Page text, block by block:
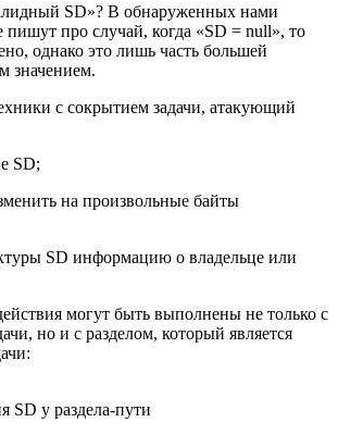
SD»? В обнаруженных нами
пишут про случай, когда «SD = null», то
однако это лишь часть большей
значением.
с сокрытием задачи, атакующий
SD;
на произвольные байты
SD информацию о владельце или
могут быть выполнены не только с
но и с разделом, который является
SD у раздела-пути